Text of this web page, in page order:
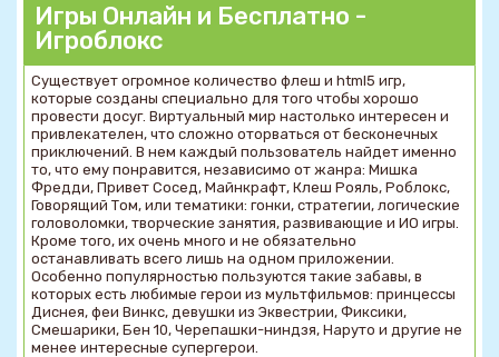
Игры Онлайн и Бесплатно -
Игроблокс
Существует огромное количество флеш и html5 игр,
которые созданы специально для того чтобы хорошо
провести досуг. Виртуальный мир настолько интересен и
привлекателен, что сложно оторваться от бесконечных
приключений. В нем каждый пользователь найдет именно
то, что ему понравится, независимо от жанра: Мишка
Фредди, Привет Сосед, Майнкрафт, Клеш Рояль, Роблокс,
Говорящий Том, или тематики: гонки, стратегии, логические
головоломки, творческие занятия, развивающие и ИО игры.
Кроме того, их очень много и не обязательно
останавливать всего лишь на одном приложении.
Особенно популярностью пользуются такие забавы, в
которых есть любимые герои из мультфильмов: принцессы
Диснея, феи Винкс, девушки из Эквестрии, Фиксики,
Смешарики, Бен 10, Черепашки-ниндзя, Наруто и другие не
менее интересные супергерои.